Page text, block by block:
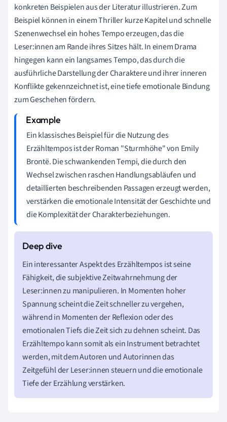
konkreten Beispielen aus der Literatur illustrieren. Zum
Beispiel können in einem Thriller kurze Kapitel und schnelle
Szenenwechsel ein hohes Tempo erzeugen, das die
Leser:innen am Rande ihres Sitzes hält. In einem Drama
hingegen kann ein langsames Tempo, das durch die
ausführliche Darstellung der Charaktere und ihrer inneren
Konflikte gekennzeichnet ist, eine tiefe emotionale Bindung
zum Geschehen fördern.
Ein klassisches Beispiel für die Nutzung des
Erzähltempos ist der Roman "Sturmhöhe" von Emily
Brontë. Die schwankenden Tempi, die durch den
Wechsel zwischen raschen Handlungsabläufen und
detaillierten beschreibenden Passagen erzeugt werden,
verstärken die emotionale Intensität der Geschichte und
die Komplexität der Charakterbeziehungen.
Ein interessanter Aspekt des Erzähltempos ist seine
Fähigkeit, die subjektive Zeitwahrnehmung der
Leser:innen zu manipulieren. In Momenten hoher
Spannung scheint die Zeit schneller zu vergehen,
während in Momenten der Reflexion oder des
emotionalen Tiefs die Zeit sich zu dehnen scheint. Das
Erzähltempo kann somit als ein Instrument betrachtet
werden, mit dem Autoren und Autorinnen das
Zeitgefühl der Leser:innen steuern und die emotionale
Tiefe der Erzählung verstärken.